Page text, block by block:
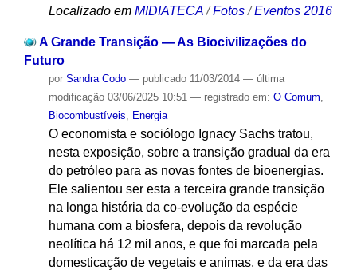
Localizado em MIDIATECA /Fotos /Eventos 2016
A Grande Transição — As Biocivilizações do
Futuro
por Sandra Codo — publicado11/03/2014 — última
modificação03/06/2025 10:51 — registrado em: O Comum
Biocombustíveis
Energia
O economista e sociólogo Ignacy Sachs tratou,
nesta exposição, sobre a transição gradual da era
do petróleo para as novas fontes de bioenergias.
Ele salientou ser esta a terceira grande transição
na longa história da co-evolução da espécie
humana com a biosfera, depois da revolução
neolítica há 12 mil anos, e que foi marcada pela
domesticação de vegetais e animas, e da era das